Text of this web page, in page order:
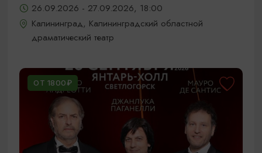
26.09.2026 - 27.09.2026, 18:00
Калининград, Калининградский областной
драматический театр
ОТ 1800₽